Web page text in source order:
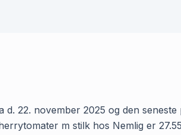
22. november 2025 og den
m stilk hos Nemlig er